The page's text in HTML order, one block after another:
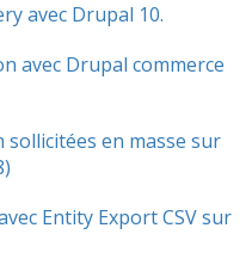
avec Drupal 10.
avec Drupal commerce
en masse sur
Entity Export CSV sur